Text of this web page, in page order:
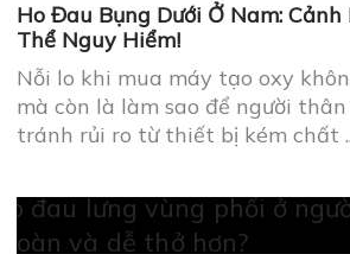
tránh rủi ro từ thiết bị kém chất
Ho đau lưng vùng phổi ở người
toàn và dễ thở hơn?
mà còn là làm sao để người
tránh rủi ro từ thiết bị kém chất ...